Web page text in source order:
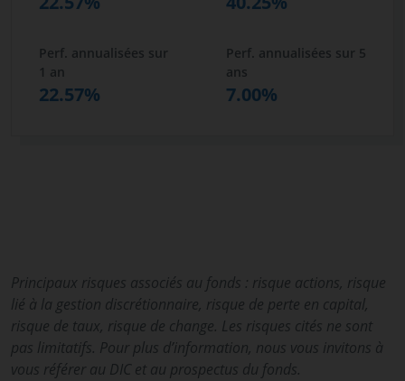
Perf. annualisées sur
1 an
Perf. annualisées sur 5
ans
22.57% 7.00%
Principaux risques associés au fonds : risque actions, risque
lié à la gestion discrétionnaire, risque de perte en capital,
risque de taux, risque de change. Les risques cités ne sont
pas limitatifs. Pour plus d’information, nous vous invitons à
vous référer au DIC et au prospectus du fonds.